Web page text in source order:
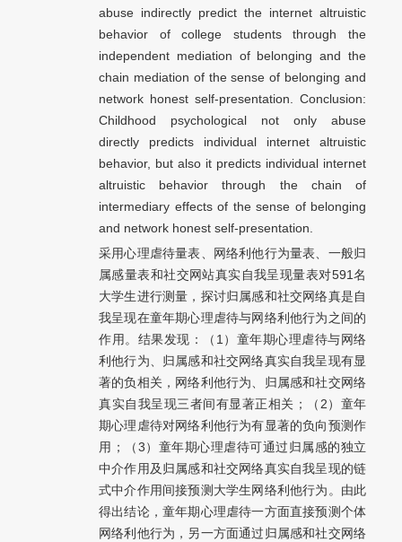
abuse indirectly predict the internet altruistic
behavior of college students through the
independent mediation of belonging and the
chain mediation of the sense of belonging and
network honest self-presentation. Conclusion:
Childhood psychological not only abuse
directly predicts individual internet altruistic
behavior, but also it predicts individual internet
altruistic behavior through the chain of
intermediary effects of the sense of belonging
and network honest self-presentation.
采用心理虐待量表、网络利他行为量表、一般归
属感量表和社交网站真实自我呈现量表对591名
大学生进行测量，探讨归属感和社交网络真是自
我呈现在童年期心理虐待与网络利他行为之间的
作用。结果发现：（1）童年期心理虐待与网络
利他行为、归属感和社交网络真实自我呈现有显
著的负相关，网络利他行为、归属感和社交网络
真实自我呈现三者间有显著正相关；（2）童年
期心理虐待对网络利他行为有显著的负向预测作
用；（3）童年期心理虐待可通过归属感的独立
中介作用及归属感和社交网络真实自我呈现的链
式中介作用间接预测大学生网络利他行为。由此
得出结论，童年期心理虐待一方面直接预测个体
网络利他行为，另一方面通过归属感和社交网络